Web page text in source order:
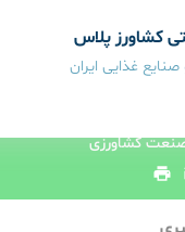
کشاورز پلاس
غذایی ایران
کشاورزی